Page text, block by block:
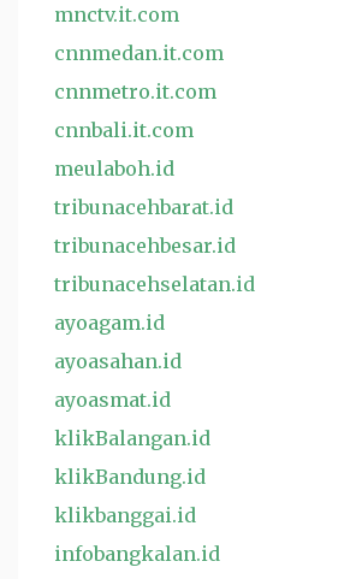
mnctv.it.com
cnnmedan.it.com
cnnmetro.it.com
cnnbali.it.com
meulaboh.id
tribunacehbarat.id
tribunacehbesar.id
tribunacehselatan.id
ayoagam.id
ayoasahan.id
ayoasmat.id
klikBalangan.id
klikBandung.id
klikbanggai.id
infobangkalan.id